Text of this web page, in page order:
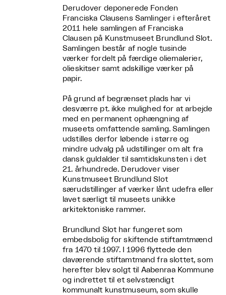
Derudover deponerede Fonden
Franciska Clausens Samlinger i efteråret
2011 hele samlingen af Franciska
Clausen på Kunstmuseet Brundlund Slot.
Samlingen består af nogle tusinde
værker fordelt på færdige oliemalerier,
olieskitser samt adskillige værker på
papir.
På grund af begrænset plads har vi
desværre pt. ikke mulighed for at arbejde
med en permanent ophængning af
museets omfattende samling. Samlingen
udstilles derfor løbende i større og
mindre udvalg på udstillinger om alt fra
dansk guldalder til samtidskunsten i det
21. århundrede. Derudover viser
Kunstmuseet Brundlund Slot
særudstillinger af værker lånt udefra eller
lavet særligt til museets unikke
arkitektoniske rammer.
Brundlund Slot har fungeret som
embedsbolig for skiftende stiftamtmænd
fra 1470 til 1997. I 1996 flyttede den
daværende stiftamtmand fra slottet, som
herefter blev solgt til Aabenraa Kommune
og indrettet til et selvstændigt
kommunalt kunstmuseum, som skulle